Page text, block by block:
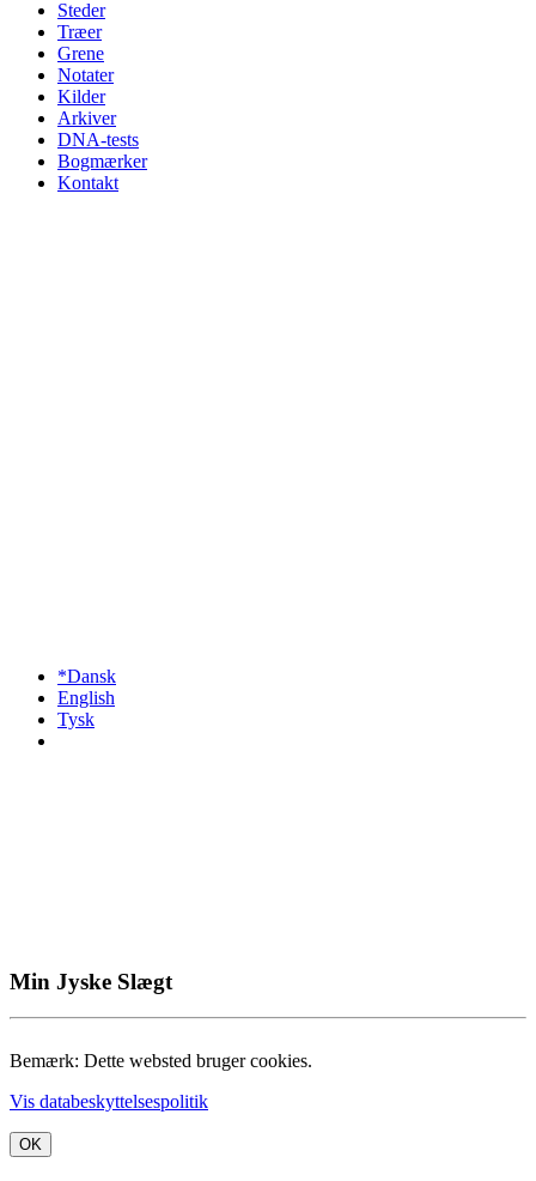
Steder
Træer
Grene
Notater
Kilder
Arkiver
DNA-tests
Bogmærker
Kontakt
*Dansk
English
Tysk
Min Jyske Slægt
Bemærk: Dette websted bruger cookies.
Vis databeskyttelsespolitik
OK